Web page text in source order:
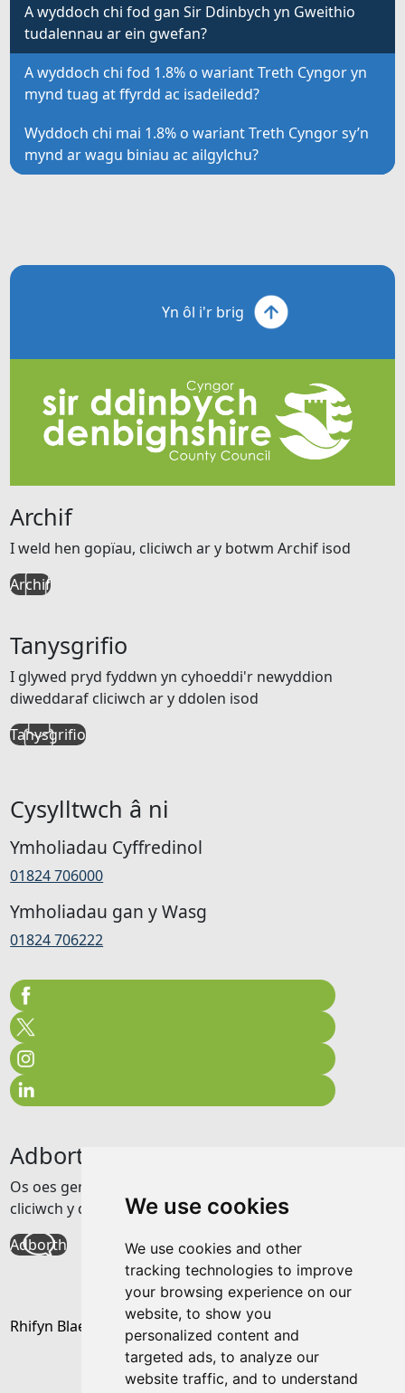
We use cookies
We use cookies and other
tracking technologies to improve
your browsing experience on our
website, to show you
personalized content and
targeted ads, to analyze our
website traffic, and to understand
A wyddoch chi fod gan Sir Ddinbych yn Gweithio
tudalennau ar ein gwefan?
A wyddoch chi fod 1.8% o wariant Treth Cyngor yn
mynd tuag at ffyrdd ac isadeiledd?
Wyddoch chi mai 1.8% o wariant Treth Cyngor sy’n
mynd ar wagu biniau ac ailgylchu?
Yn ôl i'r brig
Archif
I weld hen gopïau, cliciwch ar y botwm Archif isod
Archif
Tanysgrifio
I glywed pryd fyddwn yn cyhoeddi'r newyddion
diweddaraf cliciwch ar y ddolen isod
Tanysgrifio
Cysylltwch â ni
Ymholiadau Cyffredinol
01824 706000
Ymholiadau gan y Wasg
01824 706222
Adborth
Os oes gennych unrhyw adborth am y wefan hon
cliciwch y ddolen isod
Adborth
Rhifyn Blaenorol